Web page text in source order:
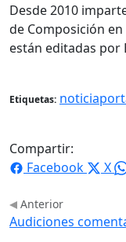
Desde 2010
de Composición en
están editadas por
Etiquetas:
Compartir:
Facebook
X
Anterior
Audiciones